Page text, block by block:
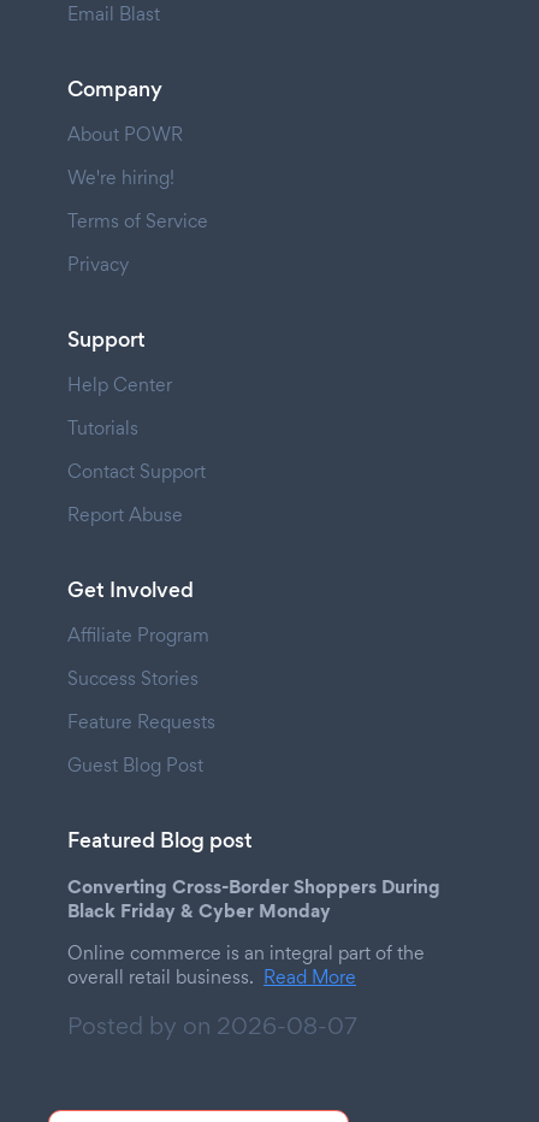
Email Blast
Company
About POWR
We're hiring!
Terms of Service
Privacy
Support
Help Center
Tutorials
Contact Support
Report Abuse
Get Involved
Affiliate Program
Success Stories
Feature Requests
Guest Blog Post
Featured Blog post
Converting Cross-Border Shoppers During
Black Friday & Cyber Monday
Online commerce is an integral part of the
overall retail business. Read More
Posted by on 2026-08-07